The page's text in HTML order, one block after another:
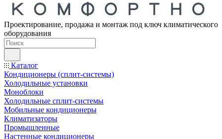
Проектирование, продажа и монтаж под ключ климатического
оборудования
Каталог
Кондиционеры (сплит-системы)
Холодильные установки
Моноблоки
Холодильные сплит-системы
Мобильные кондиционеры
Климатизаторы
Промышленные
Настенные кондиционеры